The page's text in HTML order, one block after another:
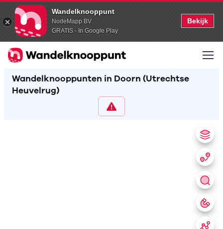
Wandelknooppunt
NodeMapp BV
GRATIS - In Google Play
Bekijk
Wandelknooppunten in Doorn (Utrechtse
Heuvelrug)